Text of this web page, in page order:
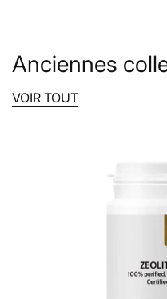
fromages affinés
choucroute et autres
vinaigre et
Aliments
Anciennes
VOIR TOUT